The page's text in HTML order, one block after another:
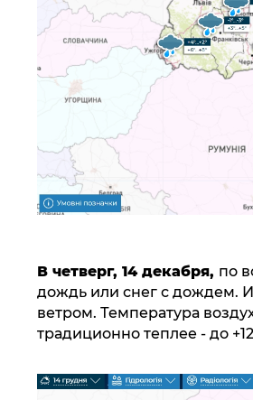
В четверг, 14 декабря, по
дождь или снег с дождем.
ветром. Температура
традиционно теплее - до